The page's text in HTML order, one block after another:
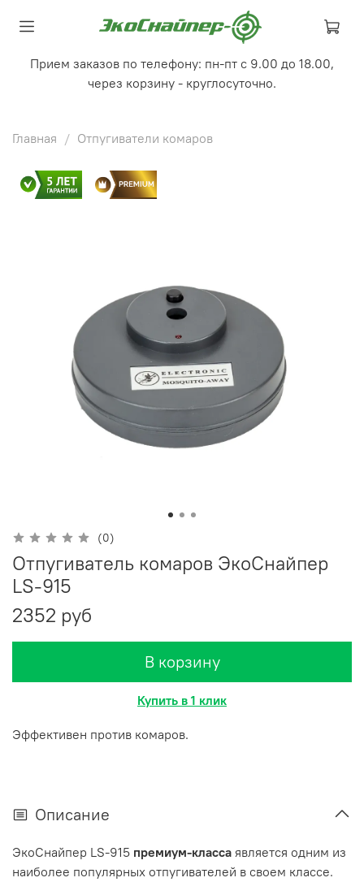
Прием заказов по телефону: пн-пт с 9.00 до 18.00,
через корзину - круглосуточно.
Главная Отпугиватели комаров
(0)
Отпугиватель комаров ЭкоСнайпер
LS-915
2352 руб
В корзину
Купить в 1 клик
Эффективен против комаров.
Описание
ЭкоСнайпер LS-915 премиум-класса является одним из
наиболее популярных отпугивателей в своем классе.